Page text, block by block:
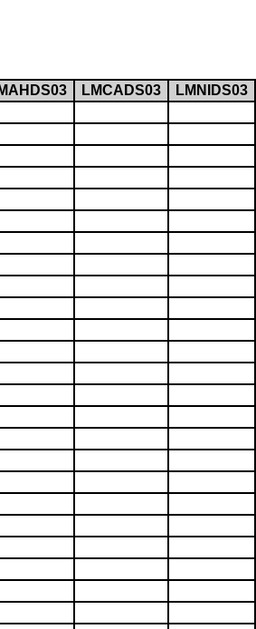
LMCADS03 LMNIDS03